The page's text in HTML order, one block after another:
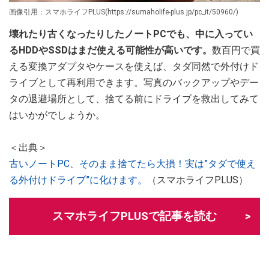
画像引用：スマホライフPLUS(https://sumaholife-plus.jp/pc_it/50960/)
壊れたり古くなったりしたノートPCでも、中に入ってい
るHDDやSSDはまだ使える可能性が高いです。 数百円で買
える変換アダプタやケースを使えば、タダ同然で外付けド
ライブとして再利用できます。写真のバックアップやデー
タの退避場所として、捨てる前にドライブを救出してみて
はいかがでしょうか。
＜出典＞
古いノートPC、そのまま捨てたら大損！実は”タダで使え
る外付けドライブ”に化けます。
（スマホライフPLUS）
スマホライフPLUSで記事を読む